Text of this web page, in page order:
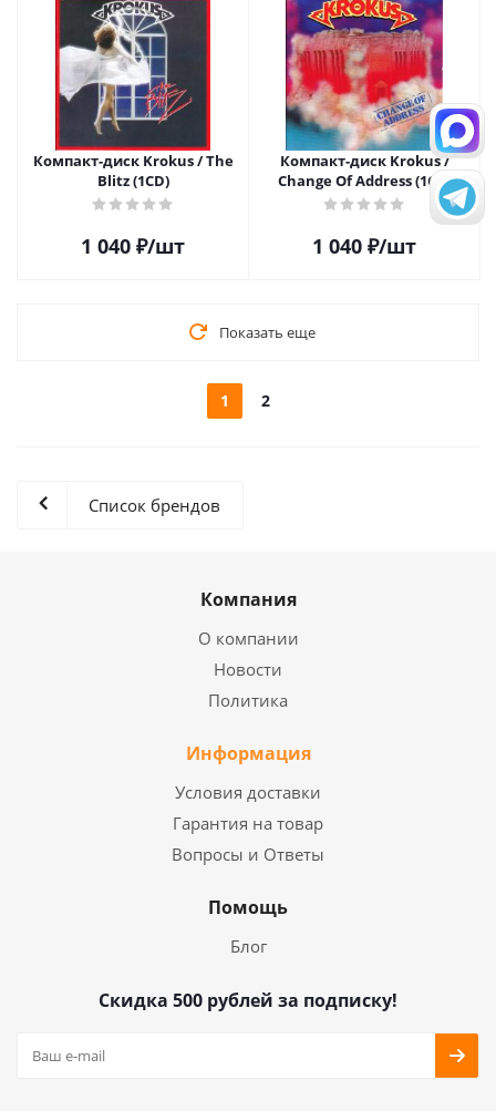
Компакт-диск Krokus / The
Blitz (1CD)
1 040 ₽/шт
Компакт-диск Krokus /
Change Of Address (1CD)
1 040 ₽/шт
Показать еще
1 2
Список брендов
Компания
О компании
Новости
Политика
Информация
Условия доставки
Гарантия на товар
Вопросы и Ответы
Помощь
Блог
Скидка 500 рублей за подписку!